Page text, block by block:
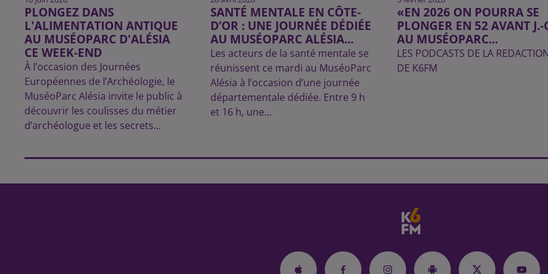
PLONGEZ DANS
L'ALIMENTATION ANTIQUE
AU MUSÉOPARC D'ALÉSIA
CE WEEK-END
À l’occasion des Journées
Européennes de l’Archéologie, le
MuséoParc Alésia invite le public à
découvrir les coulisses du métier
d’archéologue et les secrets...
SANTÉ MENTALE EN CÔTE-
D’OR : UNE JOURNÉE DÉDIÉE
AU MUSÉOPARC ALÉSIA...
Les acteurs de la santé mentale se
réunissent ce mardi au MuséoParc
Alésia à l’occasion d’une journée
départementale dédiée. Entre 9 h
et 16 h, une...
«EN 2026 ON POURRA SE
PLONGER EN 52 AVANT J.-
AU MUSÉOPARC...
LES PODCASTS DE LA
DE K6FM